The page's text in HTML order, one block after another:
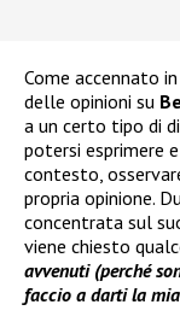
Come accennato
delle opinioni su
a un certo tipo di
potersi esprimere
contesto,
propria opinione.
concentrata sul
viene chiesto
avvenuti (perché
faccio a darti la